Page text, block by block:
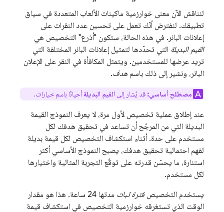
لنناقش الآن معنى خوارزمية ماكينات الألعاب المتعددة في سياق
تطبيقك. لنفترض أنّك تعمل على تحسين عدد النقرات على
إعلانات البانر. في هذه الحالة، ستكون "أذرع" التخصيص هي
القيم البديلة التي تحدّدها لتمثيل إعلانات البانر المختلفة التي
تريد عرضها للمستخدمين. ويتمثل المكافأة في النقر على الإعلان
البانر، ونشير إلى ذلك باسم هدف.
مصطلح أساسي: قد يُشار إلى القيم البديلة أحيانًا باسمخيارات.
عند إطلاق عملية تخصيص لأول مرة، لا يعرف النموذج القيمة
البديلة التي من المرجّح أن تساعد في تحقيق هدفك لكل
مستخدم على حدة. أثناء استكشاف التخصيص لكل قيمة بديلة
لفهم احتمالية تحقيق هدفك، يصبح النموذج الأساسي أكثر
استنارة، ما يحسّن قدرته على توقّع التجربة المثالية واختيارها
لكل مستخدم.
يستخدم التخصيصفترة ثبات
مدتها 24 ساعة. هذا هو مقدار
الوقت الذي تستغرقه خوارزمية التخصيص في استكشاف قيمة